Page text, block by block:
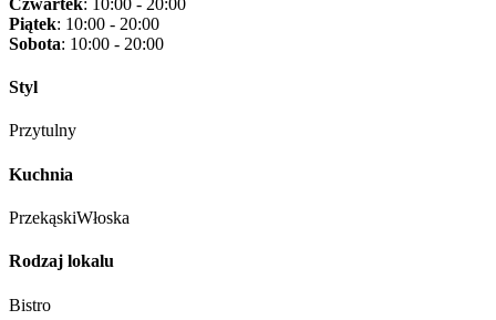
Czwartek: 10:00 - 20:00
Piątek: 10:00 - 20:00
Sobota: 10:00 - 20:00
Styl
Przytulny
Kuchnia
PrzekąskiWłoska
Rodzaj lokalu
Bistro